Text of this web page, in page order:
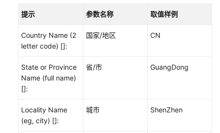
放
例
户
指
南
终
端
提示 参数名称 取值样例
Country Name (2
letter code) []:
国家/地区 CN
State or Province
Name (full name)
[]:
省/市 GuangDong
Locality Name
(eg, city) []:
城市 ShenZhen